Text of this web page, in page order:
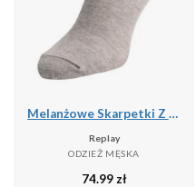
Melanżowe Skarpetki Z Logo Dla Dorosłych Unisex (zestaw 3 Sztuk)
Replay
ODZIEŻ MĘSKA
74.99 zł